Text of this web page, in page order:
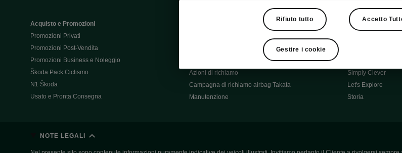
Acquisto e Promozioni
Promozioni Privati
Promozioni Post-Vendita
Promozioni Business e Noleggio
Škoda Pack Ciclismo
N1 Škoda
Usato e Pronta Consegna
Azioni di richiamo
Campagna di richiamo airbag Takata
Manutenzione
Contatti
Auto per
Simply Clever
Let's Explore
Storia
NOTE LEGALI
Rifiuto tutto Accetto
Gestire i cookie